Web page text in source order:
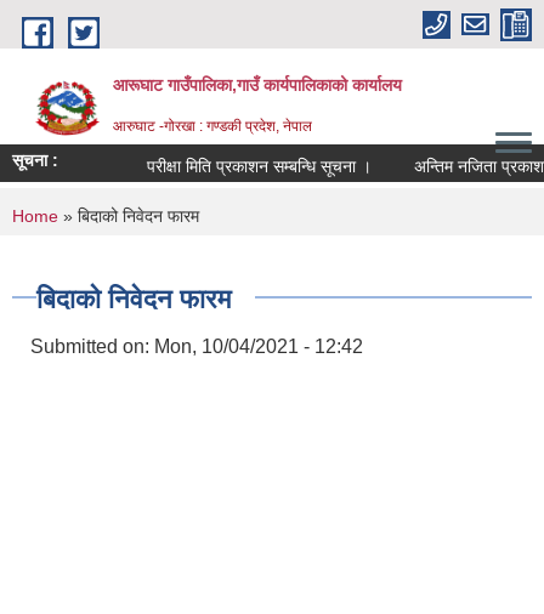
Skip to main content
आरूघाट गाउँपालिका,गाउँ कार्यपालिकाको कार्यालय
आरुघाट -गोरखा : गण्डकी प्रदेश, नेपाल
सूचना : परीक्षा मिति प्रकाशन सम्बन्धि सूचना । अन्तिम नजिता प्रकाशन
You are here
Home » बिदाको निवेदन फारम
बिदाको निवेदन फारम
Submitted on: Mon, 10/04/2021 - 12:42